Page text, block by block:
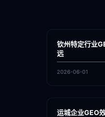
GEO
钦州特定行业
远
2026-06-01
GEO
运城企业GEO